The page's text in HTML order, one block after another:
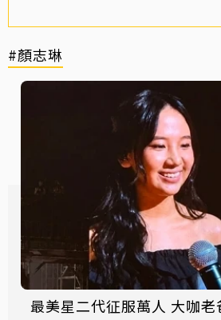
#顏志琳
最美星二代征服萬人 大咖